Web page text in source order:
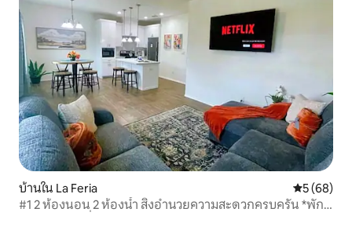
บ้านใน La Feria คะแนนเฉลี่
5 (68)
#1 2 ห้องนอน 2 ห้องน้ำ สิ่งอำนวยความสะดวกครบครัน *พัก